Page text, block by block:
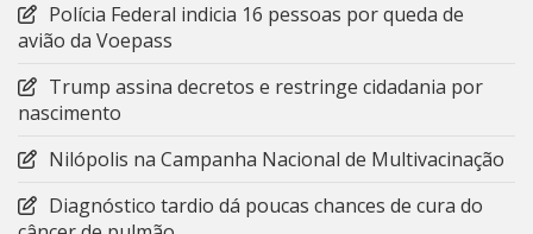
Polícia Federal indicia 16 pessoas por queda de
avião da Voepass
Trump assina decretos e restringe cidadania por
nascimento
Nilópolis na Campanha Nacional de Multivacinação
Diagnóstico tardio dá poucas chances de cura do